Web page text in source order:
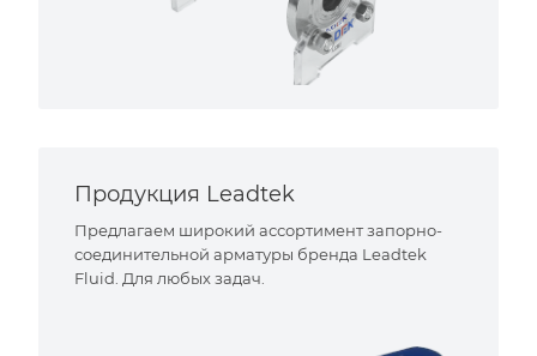
Продукция Leadtek
Предлагаем широкий ассортимент запорно-
соединительной арматуры бренда Leadtek
Fluid. Для любых задач.